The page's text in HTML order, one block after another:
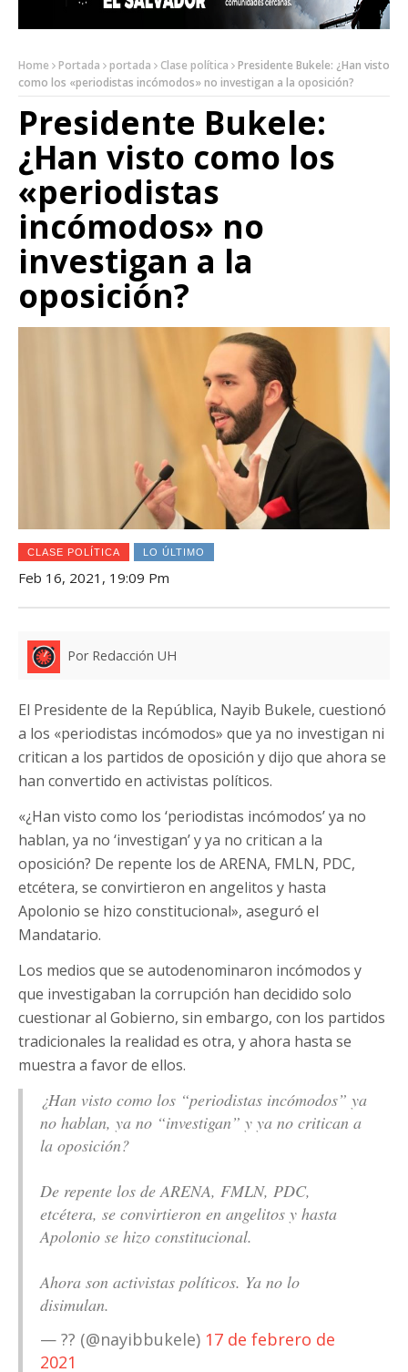
Home Portada portada Clase política
Presidente Bukele: ¿Han visto
como los «periodistas incómodos» no investigan a la oposición?
Presidente Bukele:
¿Han visto como los
«periodistas
incómodos» no
investigan a la
oposición?
CLASE POLÍTICA LO ÚLTIMO
Feb 16, 2021, 19:09 Pm
Por Redacción UH
El Presidente de la República, Nayib Bukele, cuestionó
a los «periodistas incómodos» que ya no investigan ni
critican a los partidos de oposición y dijo que ahora se
han convertido en activistas políticos.
«¿Han visto como los ‘periodistas incómodos’ ya no
hablan, ya no ‘investigan’ y ya no critican a la
oposición? De repente los de ARENA, FMLN, PDC,
etcétera, se convirtieron en angelitos y hasta
Apolonio se hizo constitucional», aseguró el
Mandatario.
Los medios que se autodenominaron incómodos y
que investigaban la corrupción han decidido solo
cuestionar al Gobierno, sin embargo, con los partidos
tradicionales la realidad es otra, y ahora hasta se
muestra a favor de ellos.
¿Han visto como los “periodistas incómodos” ya
no hablan, ya no “investigan” y ya no critican a
la oposición?
De repente los de ARENA, FMLN, PDC,
etcétera, se convirtieron en angelitos y hasta
Apolonio se hizo constitucional.
Ahora son activistas políticos. Ya no lo
disimulan.
— ?? (@nayibbukele) 17 de febrero de
2021